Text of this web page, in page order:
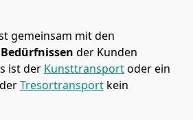
gemeinsam mit den
Bedürfnissen der Kunden
ist der Kunsttransportoder ein
Tresortransport kein